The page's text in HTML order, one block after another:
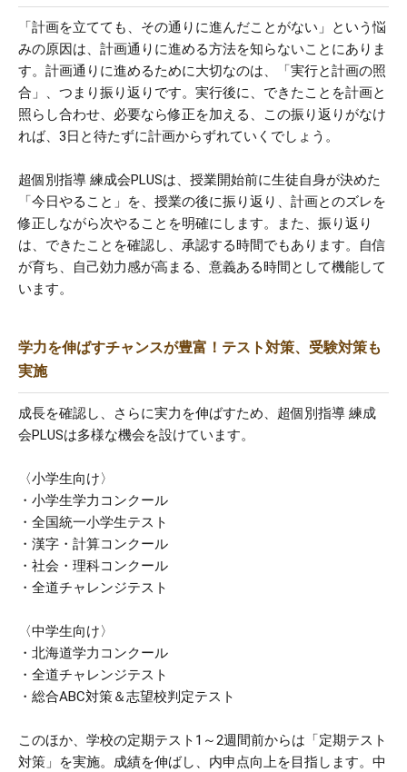
「計画を立てても、その通りに進んだことがない」という悩
みの原因は、計画通りに進める方法を知らないことにありま
す。計画通りに進めるために大切なのは、「実行と計画の照
合」、つまり振り返りです。実行後に、できたことを計画と
照らし合わせ、必要なら修正を加える、この振り返りがなけ
れば、3日と待たずに計画からずれていくでしょう。
超個別指導 練成会PLUSは、授業開始前に生徒自身が決めた
「今日やること」を、授業の後に振り返り、計画とのズレを
修正しながら次やることを明確にします。また、振り返り
は、できたことを確認し、承認する時間でもあります。自信
が育ち、自己効力感が高まる、意義ある時間として機能して
います。
学力を伸ばすチャンスが豊富！テスト対策、受験対策も
実施
成長を確認し、さらに実力を伸ばすため、超個別指導 練成
会PLUSは多様な機会を設けています。
〈小学生向け〉
・小学生学力コンクール
・全国統一小学生テスト
・漢字・計算コンクール
・社会・理科コンクール
・全道チャレンジテスト
〈中学生向け〉
・北海道学力コンクール
・全道チャレンジテスト
・総合ABC対策＆志望校判定テスト
このほか、学校の定期テスト1～2週間前からは「定期テスト
対策」を実施。成績を伸ばし、内申点向上を目指します。中